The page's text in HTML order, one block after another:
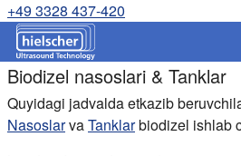
+49 3328 437-420
Biodizel nasoslari & Tanklar
Quyidagi jadvalda etkazib
NasoslarvaTanklarbiodizel ishlab